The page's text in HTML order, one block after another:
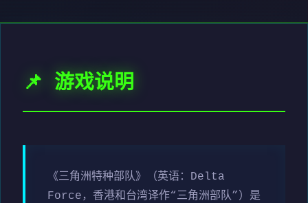
📌 游戏说明
《三角洲特种部队》（英语：Delta
Force，香港和台湾译作“三角洲部队”）是